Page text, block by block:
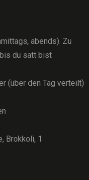
abends). Zu
du satt bist
(über den Tag verteilt)
Brokkoli, 1